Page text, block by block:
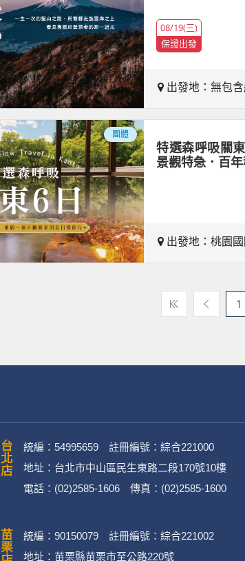
08/19(三)
保證出發
出發地：無包
團體
特選森呼吸關
景觀特急．百
出發地：桃園
1
台北店
統編：54995659 註冊編號：綜合221000
地址：台北市中山區民生東路二段170號10樓
電話：(02)2585-1606 傳真：(02)2585-1600
苗栗店
統編：90150079 註冊編號：綜合221002
地址：苗栗縣苗栗市至公路220號